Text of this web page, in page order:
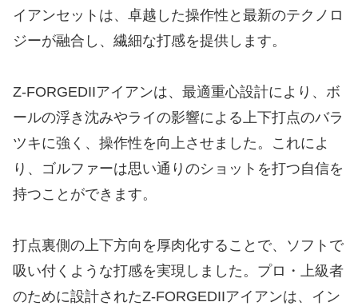
イアンセットは、卓越した操作性と最新のテクノロ
ジーが融合し、繊細な打感を提供します。
Z-FORGEDIIアイアンは、最適重心設計により、ボ
ールの浮き沈みやライの影響による上下打点のバラ
ツキに強く、操作性を向上させました。これによ
り、ゴルファーは思い通りのショットを打つ自信を
持つことができます。
​打点裏側の上下方向を厚肉化することで、ソフトで
吸い付くような打感を実現しました。プロ・上級者
のために設計されたZ-FORGEDIIアイアンは、イン